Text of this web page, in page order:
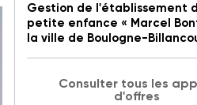
Gestion de l'établissement
petite enfance « Marcel
la ville de Boulogne-
Consulter tous les
d'offres